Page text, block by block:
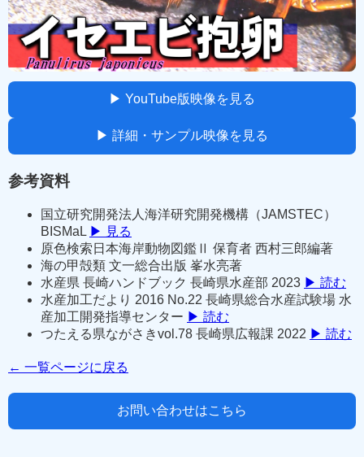
▶ YouTube版映像を見る
▶ 詳細・サンプル映像を見る
参考資料
国立研究開発法人海洋研究開発機構（JAMSTEC）
BISMaL ▶ 見る
原色検索日本海岸動物図鑑Ⅱ 保育者 西村三郎編著
海の甲殻類 文一総合出版 峯水亮著
水産県 長崎ハンドブック 長崎県水産部 2023 ▶ 読む
水産加工だより 2016 No.22 長崎県総合水産試験場 水
産加工開発指導センター ▶ 読む
つたえる県ながさきvol.78 長崎県広報課 2022 ▶ 読む
← 一覧ページに戻る
お問い合わせはこちら